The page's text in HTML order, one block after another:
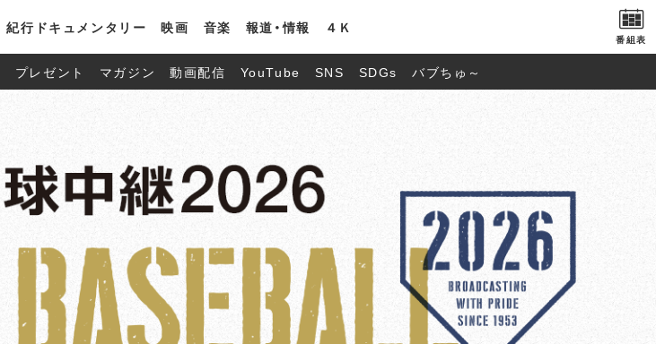
紀行ドキュメンタリー 映画 音楽 報道・情報 ４Ｋ
番組表
プレゼント マガジン 動画配信 YouTube SNS SDGs バブちゅ～